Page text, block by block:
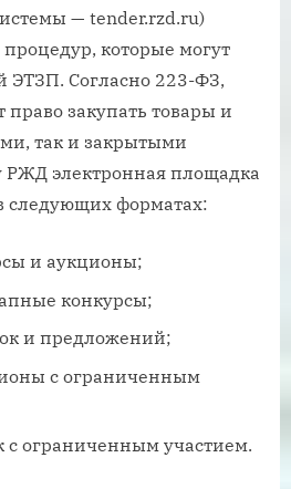
— tender.rzd.ru)
которые могут
ЭТЗП. Согласно 223-ФЗ,
закупать товары и
так и закрытыми
РЖД электронная площадка
следующих форматах:
и аукционы;
конкурсы;
и предложений;
с ограниченным
с ограниченным участием.